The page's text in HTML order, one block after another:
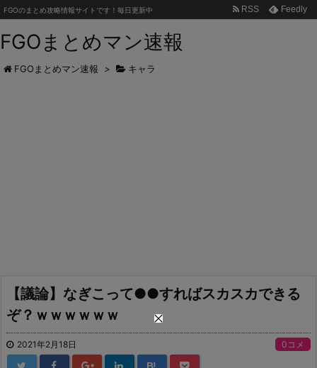
FGOまとめマン速報
FGOのまとめ攻略情報サイトです！毎日更新中 RSS Feedly
FGOまとめマン速報 > キャラ
【議論】なぎこって●●すればスカスカできる
ぞ？ｗｗｗｗｗｗ
2021年2月18日 0コメ